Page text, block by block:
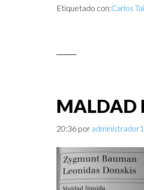
Etiquetado con:Carlos
MALDAD
20:36 por administrador1